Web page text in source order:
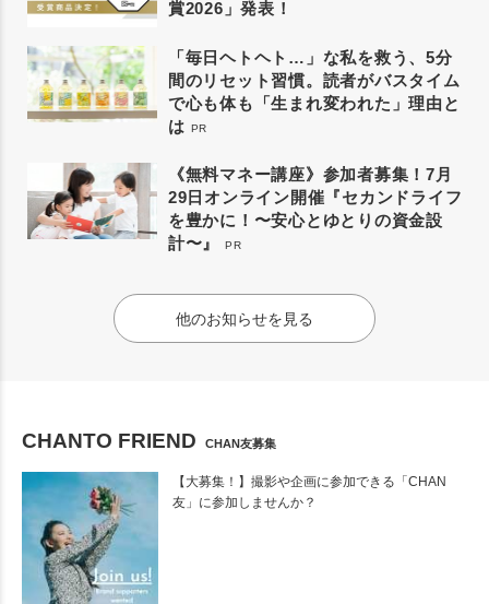
賞2026」発表！
「毎日ヘトヘト…」な私を救う、5分
間のリセット習慣。読者がバスタイム
で心も体も「生まれ変われた」理由と
は PR
《無料マネー講座》参加者募集！7月
29日オンライン開催『セカンドライフ
を豊かに！〜安心とゆとりの資金設
計〜』
PR
他のお知らせを見る
CHANTO FRIEND CHAN友募集
【大募集！】撮影や企画に参加できる「CHAN
友」に参加しませんか？